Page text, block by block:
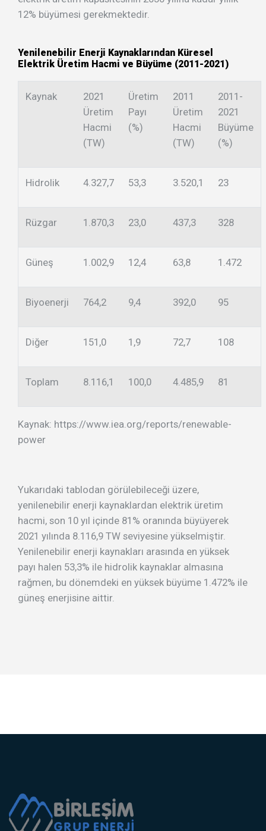
12% büyümesi gerekmektedir.
Yenilenebilir Enerji Kaynaklarından Küresel
Elektrik Üretim Hacmi ve Büyüme (2011-2021)
Kaynak
2021
Üretim
Hacmi
(TW)
Üretim
Payı
(%)
2011
Üretim
Hacmi
(TW)
2011-
2021
Büyüme
(%)
Hidrolik 4.327,7 53,3 3.520,1 23
Rüzgar 1.870,3 23,0 437,3 328
Güneş 1.002,9 12,4 63,8 1.472
Biyoenerji 764,2 9,4 392,0 95
Diğer 151,0 1,9 72,7 108
Toplam 8.116,1 100,0 4.485,9 81
Kaynak: https://www.iea.org/reports/renewable-
power
Yukarıdaki tablodan görülebileceği üzere,
yenilenebilir enerji kaynaklardan elektrik üretim
hacmi, son 10 yıl içinde 81% oranında büyüyerek
2021 yılında 8.116,9 TW seviyesine yükselmiştir.
Yenilenebilir enerji kaynakları arasında en yüksek
payı halen 53,3% ile hidrolik kaynaklar almasına
rağmen, bu dönemdeki en yüksek büyüme 1.472% ile
güneş enerjisine aittir.